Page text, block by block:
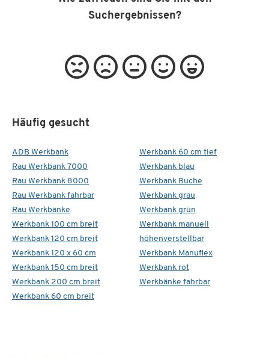
Suchergebnissen?
Häufig gesucht
ADB Werkbank
Rau Werkbank 7000
Rau Werkbank 8000
Rau Werkbank fahrbar
Rau Werkbänke
Werkbank 100 cm breit
Werkbank 120 cm breit
Werkbank 120 x 60 cm
Werkbank 150 cm breit
Werkbank 200 cm breit
Werkbank 60 cm breit
Werkbank 60 cm tief
Werkbank blau
Werkbank Buche
Werkbank grau
Werkbank grün
Werkbank manuell
höhenverstellbar
Werkbank Manuflex
Werkbank rot
Werkbänke fahrbar